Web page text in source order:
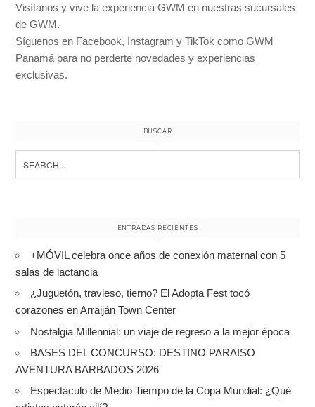
Visítanos y vive la experiencia GWM en nuestras sucursales
de GWM.
Síguenos en Facebook, Instagram y TikTok como GWM
Panamá para no perderte novedades y experiencias
exclusivas.
BUSCAR
for:
ENTRADAS RECIENTES
+MÓVIL celebra once años de conexión maternal con 5
salas de lactancia
¿Juguetón, travieso, tierno? El Adopta Fest tocó
corazones en Arraiján Town Center
Nostalgia Millennial: un viaje de regreso a la mejor época
BASES DEL CONCURSO: DESTINO PARAISO
AVENTURA BARBADOS 2026
Espectáculo de Medio Tiempo de la Copa Mundial: ¿Qué